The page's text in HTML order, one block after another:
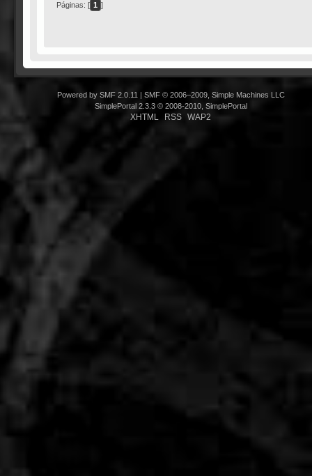
Páginas: [ 1 ]
Powered by SMF 2.0.11
SMF © 2006–2009, Simple Machines LLC
SimplePortal 2.3.3 © 2008-2010, SimplePortal
XHTML RSS WAP2